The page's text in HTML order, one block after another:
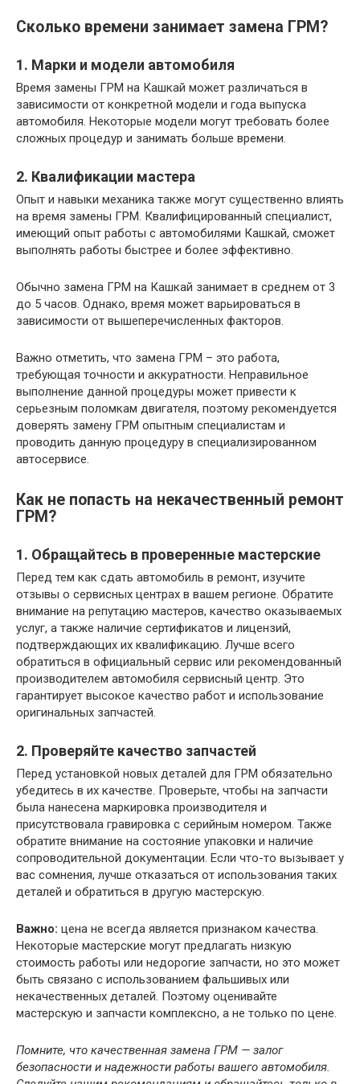
Сколько времени занимает замена ГРМ?
1. Марки и модели автомобиля
Время замены ГРМ на Кашкай может различаться в
зависимости от конкретной модели и года выпуска
автомобиля. Некоторые модели могут требовать более
сложных процедур и занимать больше времени.
2. Квалификации мастера
Опыт и навыки механика также могут существенно влиять
на время замены ГРМ. Квалифицированный специалист,
имеющий опыт работы с автомобилями Кашкай, сможет
выполнять работы быстрее и более эффективно.
Обычно замена ГРМ на Кашкай занимает в среднем от 3
до 5 часов. Однако, время может варьироваться в
зависимости от вышеперечисленных факторов.
Важно отметить, что замена ГРМ – это работа,
требующая точности и аккуратности. Неправильное
выполнение данной процедуры может привести к
серьезным поломкам двигателя, поэтому рекомендуется
доверять замену ГРМ опытным специалистам и
проводить данную процедуру в специализированном
автосервисе.
Как не попасть на некачественный ремонт
ГРМ?
1. Обращайтесь в проверенные мастерские
Перед тем как сдать автомобиль в ремонт, изучите
отзывы о сервисных центрах в вашем регионе. Обратите
внимание на репутацию мастеров, качество оказываемых
услуг, а также наличие сертификатов и лицензий,
подтверждающих их квалификацию. Лучше всего
обратиться в официальный сервис или рекомендованный
производителем автомобиля сервисный центр. Это
гарантирует высокое качество работ и использование
оригинальных запчастей.
2. Проверяйте качество запчастей
Перед установкой новых деталей для ГРМ обязательно
убедитесь в их качестве. Проверьте, чтобы на запчасти
была нанесена маркировка производителя и
присутствовала гравировка с серийным номером. Также
обратите внимание на состояние упаковки и наличие
сопроводительной документации. Если что-то вызывает у
вас сомнения, лучше отказаться от использования таких
деталей и обратиться в другую мастерскую.
Важно: цена не всегда является признаком качества.
Некоторые мастерские могут предлагать низкую
стоимость работы или недорогие запчасти, но это может
быть связано с использованием фальшивых или
некачественных деталей. Поэтому оценивайте
мастерскую и запчасти комплексно, а не только по цене.
Помните, что качественная замена ГРМ — залог
безопасности и надежности работы вашего автомобиля.